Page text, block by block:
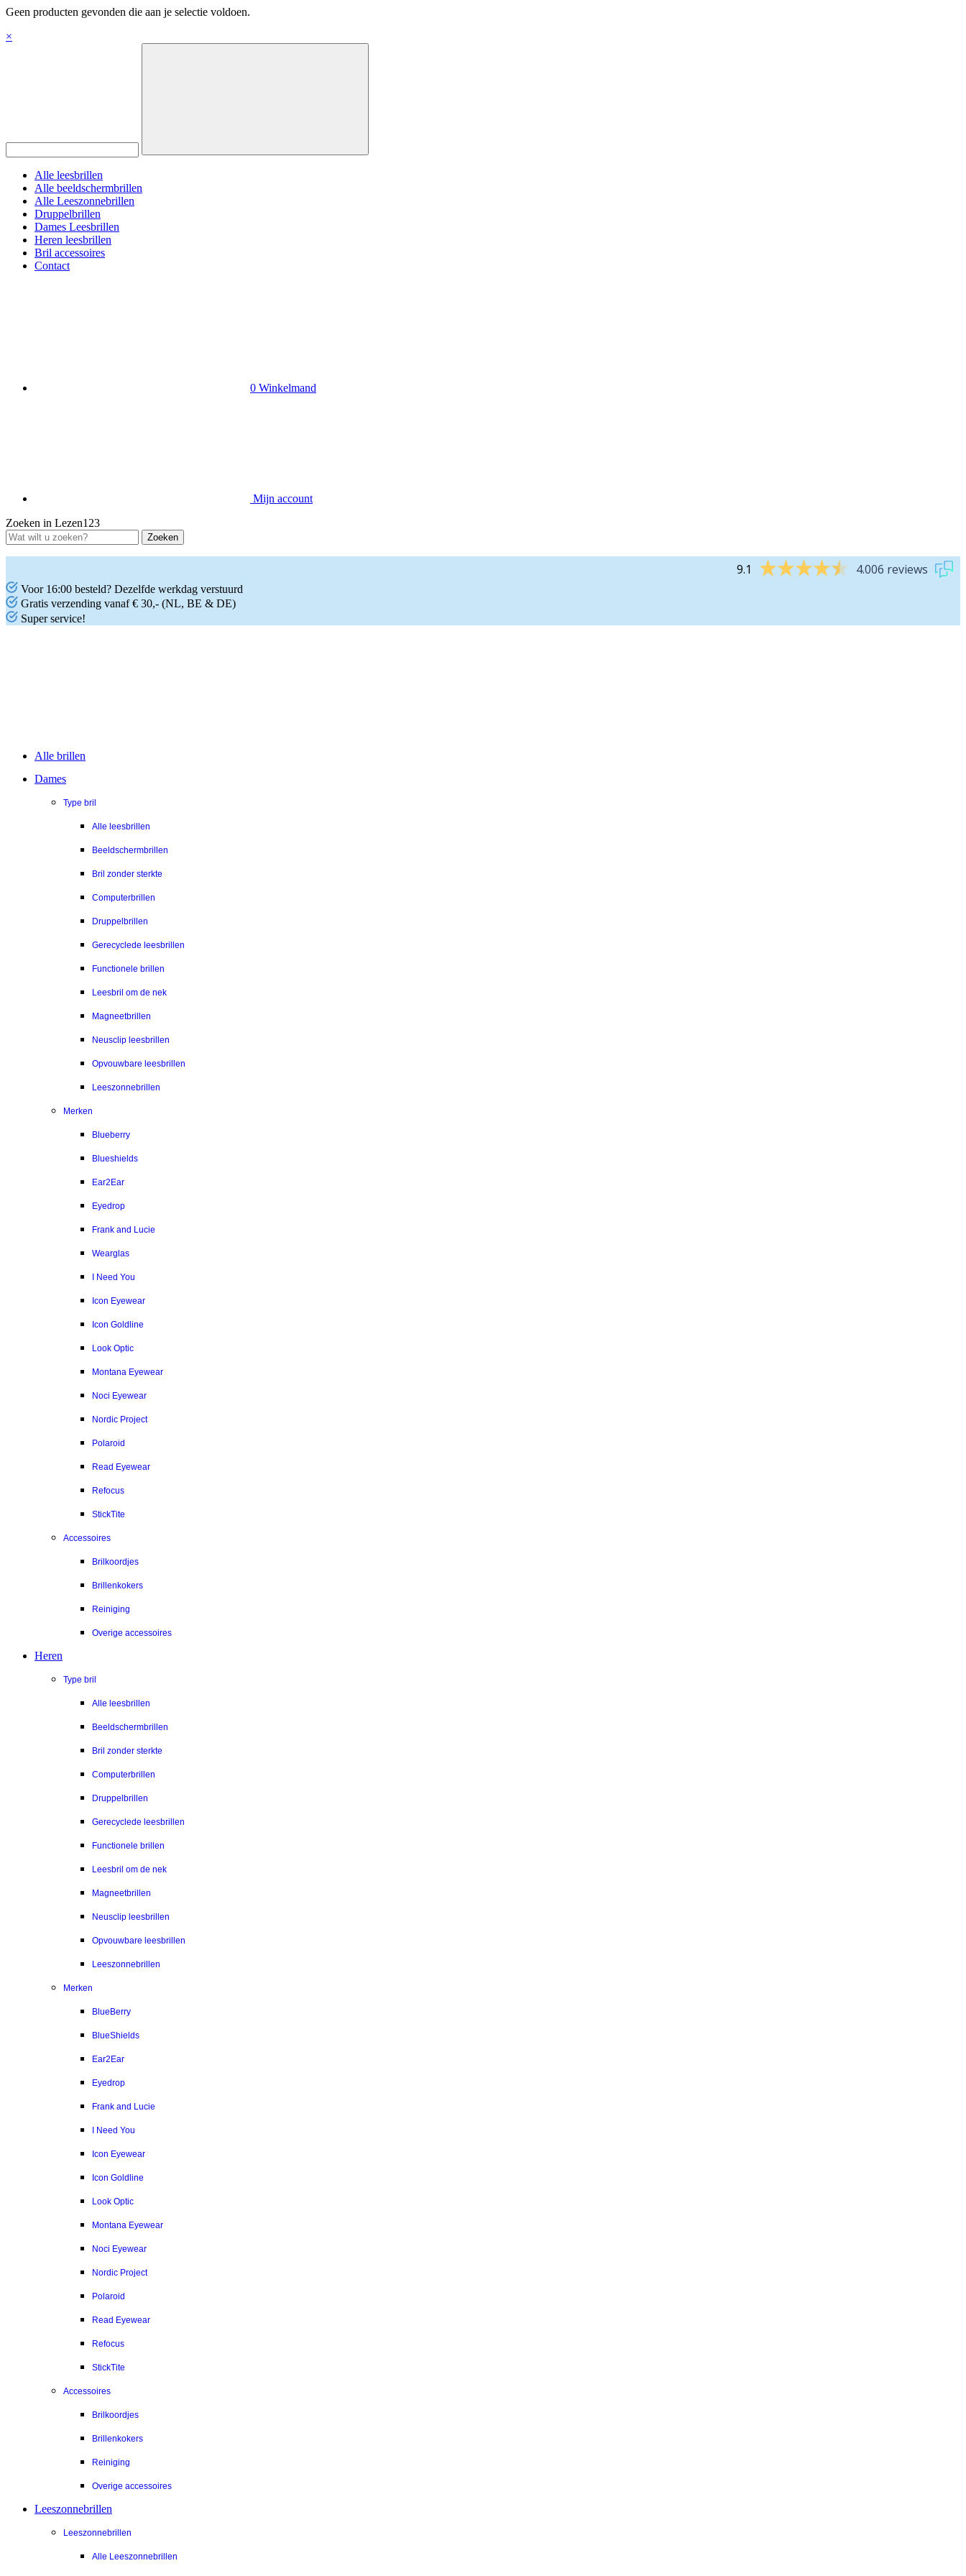
Geen producten gevonden die aan je selectie voldoen.
×
Alle leesbrillen
Alle beeldschermbrillen
Alle Leeszonnebrillen
Druppelbrillen
Dames Leesbrillen
Heren leesbrillen
Bril accessoires
Contact
0 Winkelmand
Mijn account
Zoeken in Lezen123
9.1 4.006 reviews
Voor 16:00 besteld? Dezelfde werkdag verstuurd
Gratis verzending vanaf € 30,- (NL, BE & DE)
Super service!
Alle brillen
Dames
Type bril
Alle leesbrillen
Beeldschermbrillen
Bril zonder sterkte
Computerbrillen
Druppelbrillen
Gerecyclede leesbrillen
Functionele brillen
Leesbril om de nek
Magneetbrillen
Neusclip leesbrillen
Opvouwbare leesbrillen
Leeszonnebrillen
Merken
Blueberry
Blueshields
Ear2Ear
Eyedrop
Frank and Lucie
Wearglas
I Need You
Icon Eyewear
Icon Goldline
Look Optic
Montana Eyewear
Noci Eyewear
Nordic Project
Polaroid
Read Eyewear
Refocus
StickTite
Accessoires
Brilkoordjes
Brillenkokers
Reiniging
Overige accessoires
Heren
Type bril
Alle leesbrillen
Beeldschermbrillen
Bril zonder sterkte
Computerbrillen
Druppelbrillen
Gerecyclede leesbrillen
Functionele brillen
Leesbril om de nek
Magneetbrillen
Neusclip leesbrillen
Opvouwbare leesbrillen
Leeszonnebrillen
Merken
BlueBerry
BlueShields
Ear2Ear
Eyedrop
Frank and Lucie
I Need You
Icon Eyewear
Icon Goldline
Look Optic
Montana Eyewear
Noci Eyewear
Nordic Project
Polaroid
Read Eyewear
Refocus
StickTite
Accessoires
Brilkoordjes
Brillenkokers
Reiniging
Overige accessoires
Leeszonnebrillen
Leeszonnebrillen
Alle Leeszonnebrillen